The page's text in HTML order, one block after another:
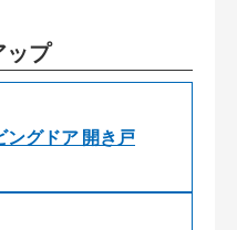
ップ
グドア 開き戸